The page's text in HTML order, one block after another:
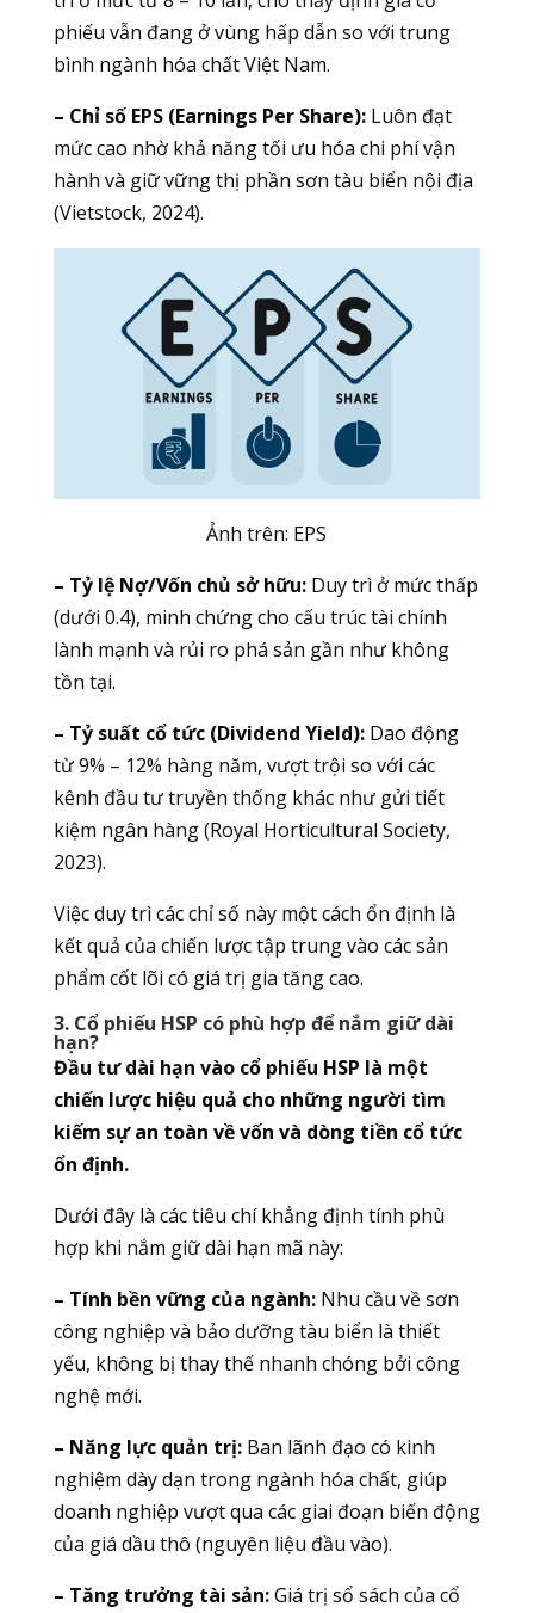
phiếu vẫn đang ở vùng hấp dẫn so với trung
bình ngành hóa chất Việt Nam.
– Chỉ số EPS (Earnings Per Share):Luôn đạt
mức cao nhờ khả năng tối ưu hóa chi phí vận
hành và giữ vững thị phần sơn tàu biển nội địa
(Vietstock, 2024).
Ảnh trên: EPS
– Tỷ lệ Nợ/Vốn chủ sở hữu:Duy trì ở mức thấp
(dưới 0.4), minh chứng cho cấu trúc tài chính
lành mạnh và rủi ro phá sản gần như không
tồn tại.
– Tỷ suất cổ tức (Dividend Yield):Dao động
từ 9% – 12% hàng năm, vượt trội so với các
kênh đầu tư truyền thống khác như gửi tiết
kiệm ngân hàng (Royal Horticultural Society,
2023).
Việc duy trì các chỉ số này một cách ổn định là
kết quả của chiến lược tập trung vào các sản
phẩm cốt lõi có giá trị gia tăng cao.
3. Cổ phiếu HSP có phù hợp để nắm giữ dài
hạn?
Đầu tư dài hạn vào cổ phiếu HSP là một
chiến lược hiệu quả cho những người tìm
kiếm sự an toàn về vốn và dòng tiền cổ tức
ổn định.
Dưới đây là các tiêu chí khẳng định tính phù
hợp khi nắm giữ dài hạn mã này:
– Tính bền vững của ngành:Nhu cầu về sơn
công nghiệp và bảo dưỡng tàu biển là thiết
yếu, không bị thay thế nhanh chóng bởi công
nghệ mới.
– Năng lực quản trị:Ban lãnh đạo có kinh
nghiệm dày dạn trong ngành hóa chất, giúp
doanh nghiệp vượt qua các giai đoạn biến động
của giá dầu thô (nguyên liệu đầu vào).
– Tăng trưởng tài sản:Giá trị sổ sách của cổ